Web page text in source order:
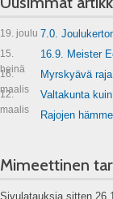
19. joulu 7.0.
15.
heinä
16.9. Meister
16.
maalis
Myrskyävä raja
12.
maalis
Valtakunta
Rajojen
Mimeettinen
Sivulatauksia sitten